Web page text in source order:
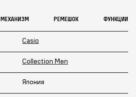
МЕХАНИЗМ РЕМЕШОК ФУНКЦИИ
Casio
Collection Men
Япония